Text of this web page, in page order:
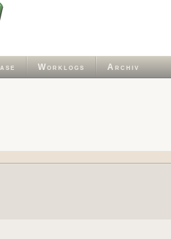
Worklogs Archiv